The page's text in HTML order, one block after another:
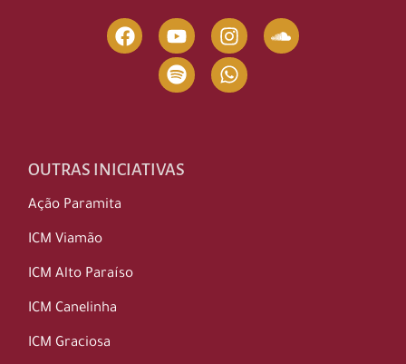
OUTRAS INICIATIVAS
Ação Paramita
ICM Viamão
ICM Alto Paraíso
ICM Canelinha
ICM Graciosa